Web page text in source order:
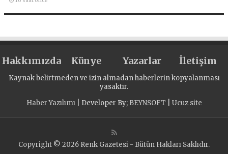
Hakkımızda Künye Yazarlar İletişim
Kaynak belirtmeden ve izin almadan haberlerin kopyalanması
yasaktır.
Haber Yazılımı| Developer By; BEYNSOFT Ucuz site
Copyright © 2026 Renk Gazetesi - Bütün Hakları Saklıdır.